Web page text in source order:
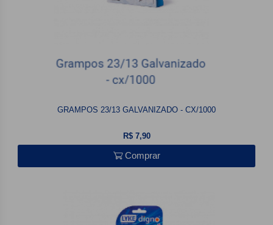
GRAMPOS 23/13 GALVANIZADO - CX/1000
R$ 7,90
Comprar